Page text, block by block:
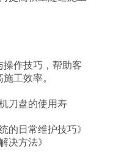
作技巧，帮助客
工效率。
刀盘的使用寿
的日常维护技巧》
决方法》